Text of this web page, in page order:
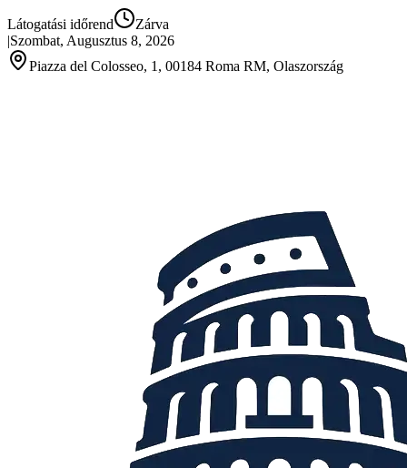
Látogatási időrend
Zárva
|Szombat, Augusztus 8, 2026
Piazza del Colosseo, 1, 00184 Roma RM, Olaszország